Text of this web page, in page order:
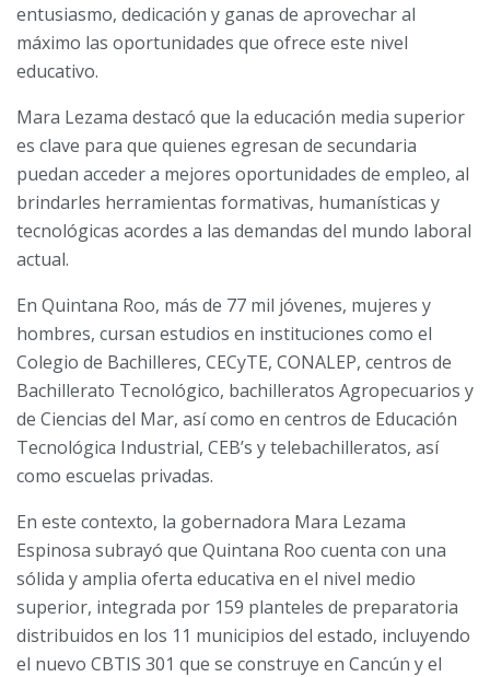
entusiasmo, dedicación y ganas de aprovechar al
máximo las oportunidades que ofrece este nivel
educativo.
Mara Lezama destacó que la educación media superior
es clave para que quienes egresan de secundaria
puedan acceder a mejores oportunidades de empleo, al
brindarles herramientas formativas, humanísticas y
tecnológicas acordes a las demandas del mundo laboral
actual.
En Quintana Roo, más de 77 mil jóvenes, mujeres y
hombres, cursan estudios en instituciones como el
Colegio de Bachilleres, CECyTE, CONALEP, centros de
Bachillerato Tecnológico, bachilleratos Agropecuarios y
de Ciencias del Mar, así como en centros de Educación
Tecnológica Industrial, CEB’s y telebachilleratos, así
como escuelas privadas.
En este contexto, la gobernadora Mara Lezama
Espinosa subrayó que Quintana Roo cuenta con una
sólida y amplia oferta educativa en el nivel medio
superior, integrada por 159 planteles de preparatoria
distribuidos en los 11 municipios del estado, incluyendo
el nuevo CBTIS 301 que se construye en Cancún y el